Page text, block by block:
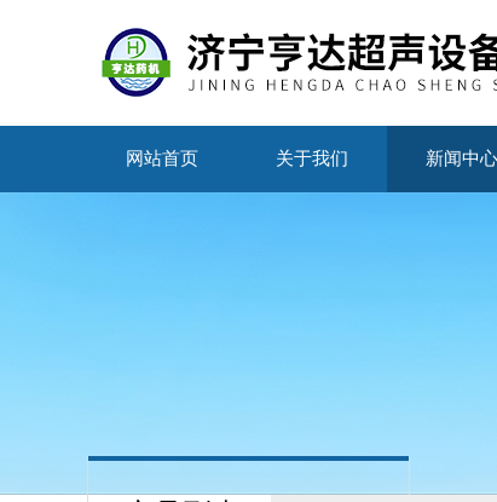
网站首页 关于我们 新闻中心